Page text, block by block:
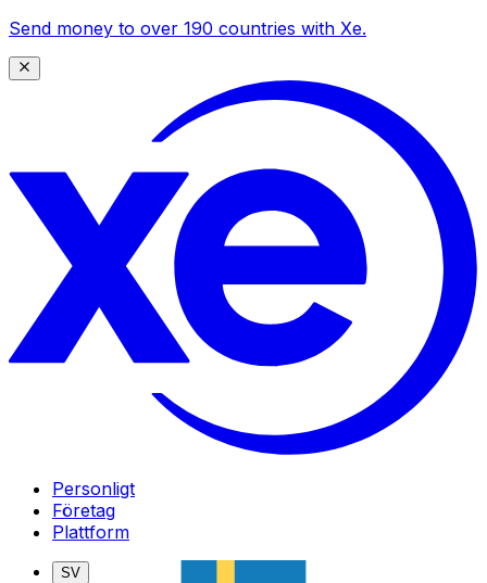
Send money to over 190 countries with Xe.
Personligt
Företag
Plattform
SV